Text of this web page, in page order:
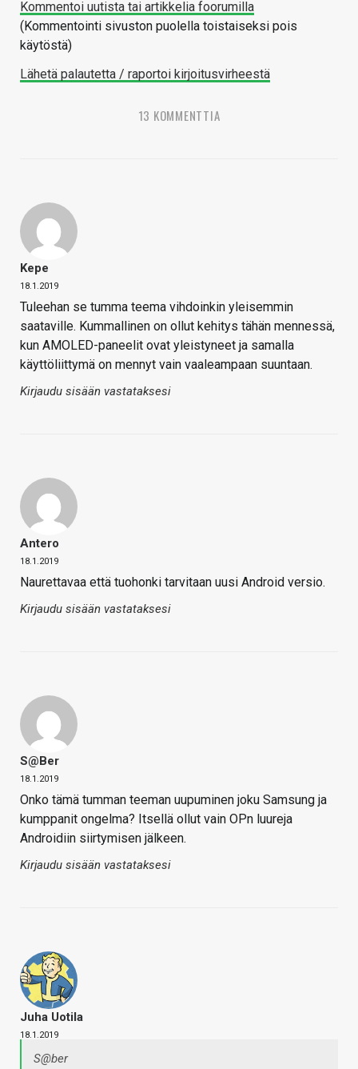
Kommentoi uutista tai artikkelia foorumilla
(Kommentointi sivuston puolella toistaiseksi pois
käytöstä)
Lähetä palautetta / raportoi kirjoitusvirheestä
13 KOMMENTTIA
Kepe
18.1.2019
Tuleehan se tumma teema vihdoinkin yleisemmin
saataville. Kummallinen on ollut kehitys tähän mennessä,
kun AMOLED-paneelit ovat yleistyneet ja samalla
käyttöliittymä on mennyt vain vaaleampaan suuntaan.
Kirjaudu sisään vastataksesi
Antero
18.1.2019
Naurettavaa että tuohonki tarvitaan uusi Android versio.
Kirjaudu sisään vastataksesi
S@ber
18.1.2019
Onko tämä tumman teeman uupuminen joku Samsung ja
kumppanit ongelma? Itsellä ollut vain OPn luureja
Androidiin siirtymisen jälkeen.
Kirjaudu sisään vastataksesi
Juha Uotila
18.1.2019
S@ber